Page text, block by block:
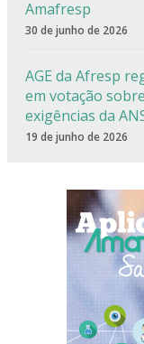
Amafresp
30 de junho de 2026
AGE da Afresp
em votação
exigências da
19 de junho de 2026